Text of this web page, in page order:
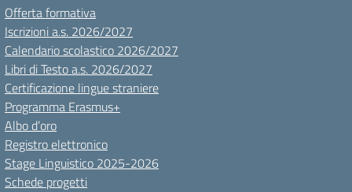
Offerta formativa
Iscrizioni a.s. 2026/2027
Calendario scolastico 2026/2027
Libri di Testo a.s. 2026/2027
Certificazione lingue straniere
Programma Erasmus+
Albo d’oro
Registro elettronico
Stage Linguistico 2025-2026
Schede progetti